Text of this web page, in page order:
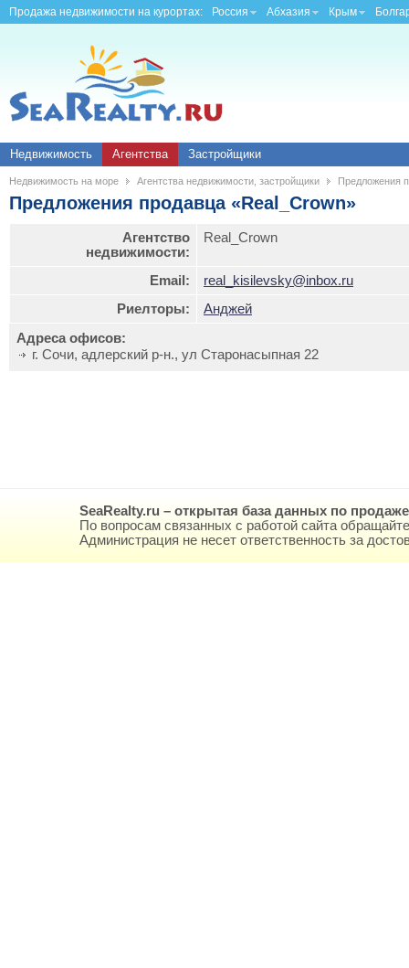
Продажа недвижимости на курортах: Россия Абхазия Крым
Недвижимость Агентства Застройщики
Недвижимость на море Агентства недвижимости, застройщики Предложения
Предложения продавца «Real_Crown»
Агентство
недвижимости:
Real_Crown
Email:
real_kisilevsky@inbox.ru
Риелторы:
Анджей
Адреса офисов:
г. Сочи, адлерский р-н., ул Старонасыпная 22
SeaRealty.ru – открытая база данных по
По вопросам связанных с работой сайта
Администрация не несет ответственность за